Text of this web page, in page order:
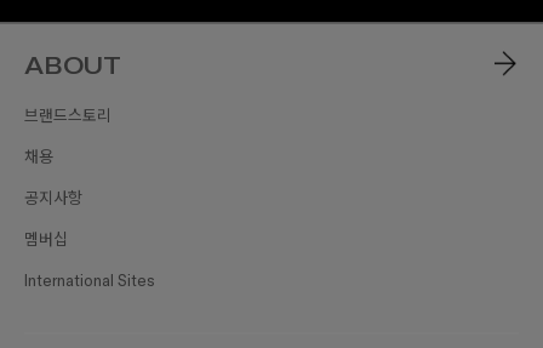
ABOUT
브랜드스토리
채용
공지사항
멤버십
International Sites